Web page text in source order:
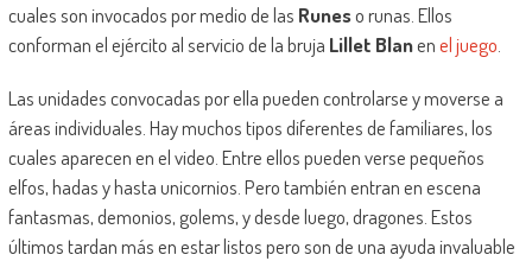
cuales son invocados por medio de las Runeso runas. Ellos
conforman el ejército al servicio de la bruja Lillet Blanenel juego
Las unidades convocadas por ella pueden controlarse y moverse a
áreas individuales. Hay muchos tipos diferentes de familiares, los
cuales aparecen en el video. Entre ellos pueden verse pequeños
elfos, hadas y hasta unicornios. Pero también entran en escena
fantasmas, demonios, golems, y desde luego, dragones. Estos
últimos tardan más en estar listos pero son de una ayuda invaluable